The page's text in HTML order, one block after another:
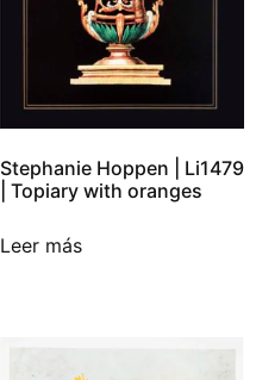
Stephanie Hoppen | Li1479
| Topiary with oranges
Leer más